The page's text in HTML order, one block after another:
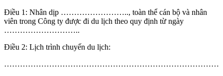
Điều 1: Nhân dịp …………………….., toàn thể cán bộ và nhân
viên trong Công ty được đi du lịch theo quy định từ ngày
………………………..
Điều 2: Lịch trình chuyến du lịch: